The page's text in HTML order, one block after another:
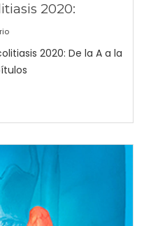
2020:
2020: De la A a la